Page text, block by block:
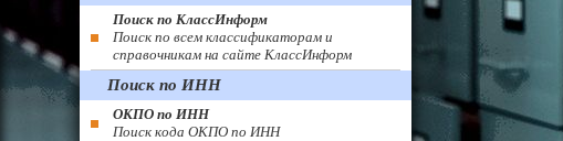
Поиск по КлассИнформ
Поиск по всем классификаторам и
справочникам на сайте КлассИнформ
Поиск по ИНН
ОКПО по ИНН
Поиск кода ОКПО по ИНН